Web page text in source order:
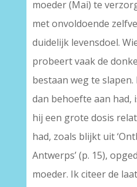
moeder (Mai) te
met onvoldoende
duidelijk levensdoel.
probeert vaak de
bestaan weg te
dan behoefte aan had,
hij een grote dosis
had, zoals blijkt uit
Antwerps’ (p. 15),
moeder. Ik citeer de